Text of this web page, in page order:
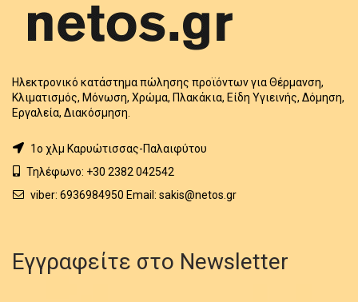
Ηλεκτρονικό κατάστημα πώλησης προϊόντων για Θέρμανση,
Κλιματισμός, Μόνωση, Χρώμα, Πλακάκια, Είδη Υγιεινής, Δόμηση,
Εργαλεία, Διακόσμηση.
1o χλμ Καρυώτισσας-Παλαιφύτου
Τηλέφωνο: +30 2382 042542
viber: 6936984950 Email: sakis@netos.gr
Εγγραφείτε στο Newsletter